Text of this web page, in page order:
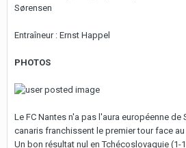
Sørensen
Entraîneur : Ernst Happel
PHOTOS
Le FC Nantes n'a pas l'aura européenne de
canaris franchissent le premier tour face au
Un bon résultat nul en Tchécoslovaquie (1-